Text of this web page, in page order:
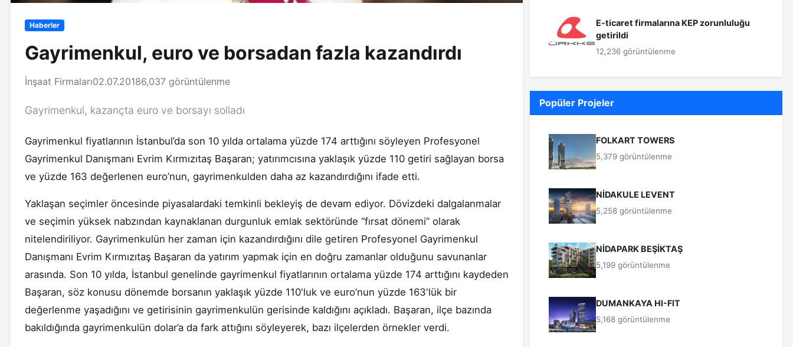
Haberler
Gayrimenkul, euro ve borsadan fazla kazandırdı
İnşaat Firmaları02.07.20186,037 görüntülenme
Gayrimenkul, kazançta euro ve borsayı solladı
Gayrimenkul fiyatlarının İstanbul’da son 10 yılda ortalama yüzde 174 arttığını söyleyen Profesyonel
Gayrimenkul Danışmanı Evrim Kırmızıtaş Başaran; yatırımcısına yaklaşık yüzde 110 getiri sağlayan borsa
ve yüzde 163 değerlenen euro’nun, gayrimenkulden daha az kazandırdığını ifade etti.
Yaklaşan seçimler öncesinde piyasalardaki temkinli bekleyiş de devam ediyor. Dövizdeki dalgalanmalar
ve seçimin yüksek nabzından kaynaklanan durgunluk emlak sektöründe “fırsat dönemi” olarak
nitelendiriliyor. Gayrimenkulün her zaman için kazandırdığını dile getiren Profesyonel Gayrimenkul
Danışmanı Evrim Kırmızıtaş Başaran da yatırım yapmak için en doğru zamanlar olduğunu savunanlar
arasında. Son 10 yılda, İstanbul genelinde gayrimenkul fiyatlarının ortalama yüzde 174 arttığını kaydeden
Başaran, söz konusu dönemde borsanın yaklaşık yüzde 110'luk ve euro’nun yüzde 163'lük bir
değerlenme yaşadığını ve getirisinin gayrimenkulün gerisinde kaldığını açıkladı. Başaran, ilçe bazında
bakıldığında gayrimenkulün dolar’a da fark attığını söyleyerek, bazı ilçelerden örnekler verdi.
E-ticaret firmalarına KEP zorunluluğu
getirildi
12,236 görüntülenme
Popüler Projeler
FOLKART TOWERS
5,379 görüntülenme
NİDAKULE LEVENT
5,258 görüntülenme
NİDAPARK BEŞİKTAŞ
5,199 görüntülenme
DUMANKAYA HI-FIT
5,168 görüntülenme